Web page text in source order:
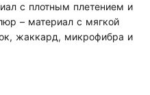
с плотным плетением и
– материал с мягкой
жаккард, микрофибра и